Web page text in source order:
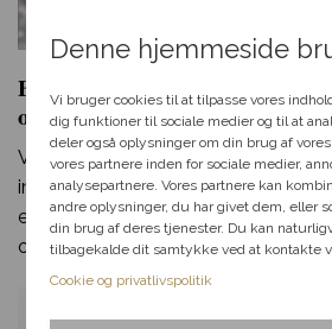
Denne hjemmeside
Vi bruger cookies til at tilpasse vores
dig funktioner til sociale medier og til at
deler også oplysninger om din brug af
vores partnere inden for sociale medier,
analysepartnere. Vores partnere kan
andre oplysninger, du har givet dem, eller
din brug af deres tjenester. Du kan
tilbagekalde dit samtykke ved at kontakte
Cookie og privatlivspolitik
Bårebuketter og
omegn
Vi tilbyder et bredt udvalg af
inklusiv bårebuketter, der passer til
erfaring sikrer, at dine ønsker
og respekt.
passer til dig, så
dig videre med at
perfekte rabat til
Fødselsdag